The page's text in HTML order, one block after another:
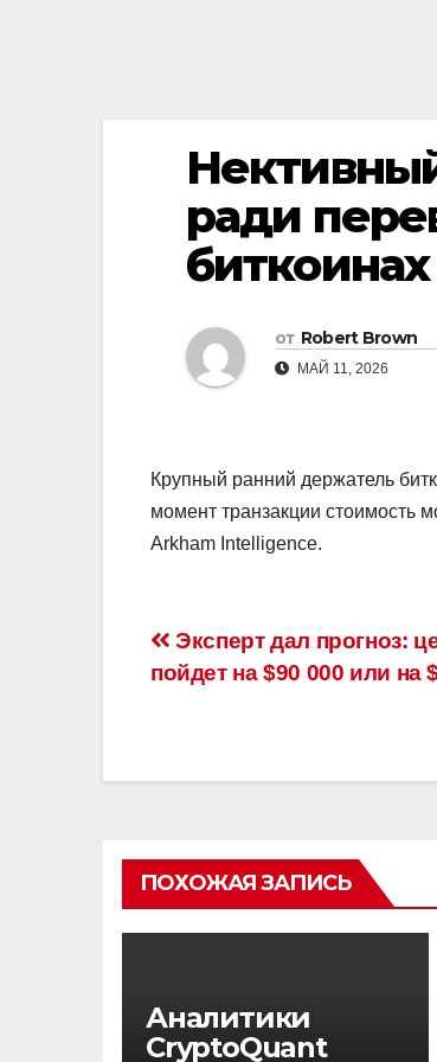
ради
биткоинах
от Robert Brown
МАЙ 11, 2026
Крупный ранний держатель
момент транзакции стоимость
Arkham Intelligence.
Навигация
по
Эксперт дал прогноз:
пойдет на $90 000 или на
ПОХОЖАЯ ЗАПИСЬ
Аналитики
CryptoQuant